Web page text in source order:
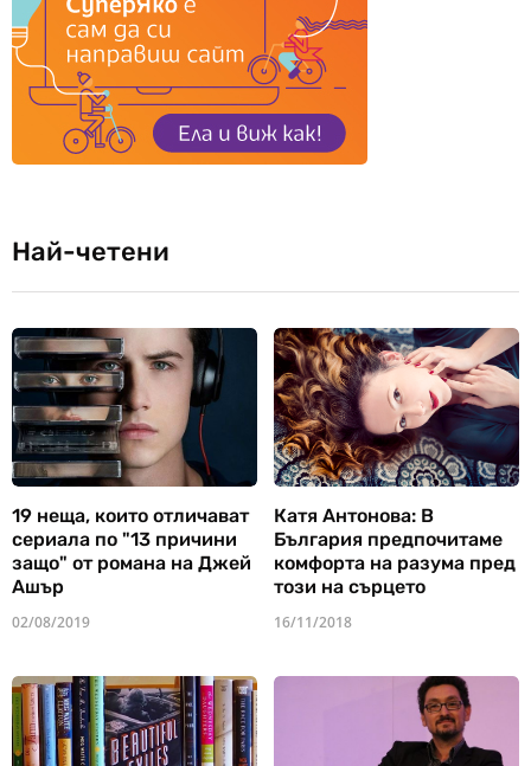
Най-четени
19 неща, които отличават
сериала по "13 причини
защо" от романа на Джей
Ашър
02/08/2019
Катя Антонова: В
България предпочитаме
комфорта на разума пред
този на сърцето
16/11/2018